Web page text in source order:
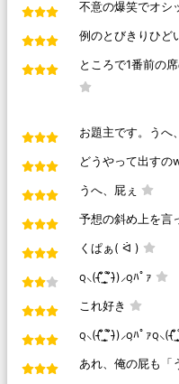
不意の爆笑でオシ
例のとびきりひど
ところで1番前の
お題主です。うへ
どうやって出すの
うへ、屁ぇ
予想の斜め上を言
くぱぁ( ᐛ )
o̖⸜((̵̵́ ̆͒͟˚̩̭ ̆͒)̵̵̀)⸝o̗ﾊﾟｧ
これ好き
o̖⸜((̵̵́ ̆͒͟˚̩̭ ̆͒)̵̵̀)⸝o̗ﾊﾟｧo̖⸜((̵̵́
あれ、俺の屁も「